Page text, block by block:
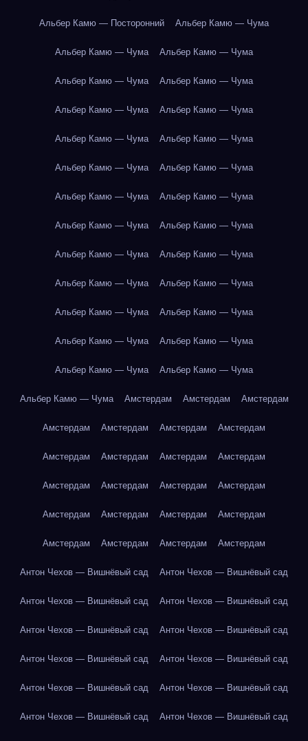
Альбер Камю — Посторонний Альбер Камю — Чума
Альбер Камю — Чума Альбер Камю — Чума
Альбер Камю — Чума Альбер Камю — Чума
Альбер Камю — Чума Альбер Камю — Чума
Альбер Камю — Чума Альбер Камю — Чума
Альбер Камю — Чума Альбер Камю — Чума
Альбер Камю — Чума Альбер Камю — Чума
Альбер Камю — Чума Альбер Камю — Чума
Альбер Камю — Чума Альбер Камю — Чума
Альбер Камю — Чума Альбер Камю — Чума
Альбер Камю — Чума Альбер Камю — Чума
Альбер Камю — Чума Альбер Камю — Чума
Альбер Камю — Чума Альбер Камю — Чума
Альбер Камю — Чума Амстердам Амстердам Амстердам
Амстердам Амстердам Амстердам Амстердам
Амстердам Амстердам Амстердам Амстердам
Амстердам Амстердам Амстердам Амстердам
Амстердам Амстердам Амстердам Амстердам
Амстердам Амстердам Амстердам Амстердам
Антон Чехов — Вишнёвый сад Антон Чехов — Вишнёвый сад
Антон Чехов — Вишнёвый сад Антон Чехов — Вишнёвый сад
Антон Чехов — Вишнёвый сад Антон Чехов — Вишнёвый сад
Антон Чехов — Вишнёвый сад Антон Чехов — Вишнёвый сад
Антон Чехов — Вишнёвый сад Антон Чехов — Вишнёвый сад
Антон Чехов — Вишнёвый сад Антон Чехов — Вишнёвый сад